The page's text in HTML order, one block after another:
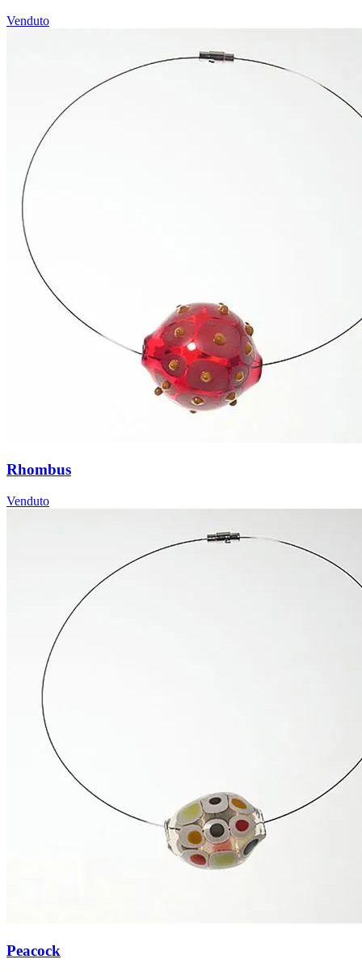
Venduto
Rhombus
Venduto
Peacock